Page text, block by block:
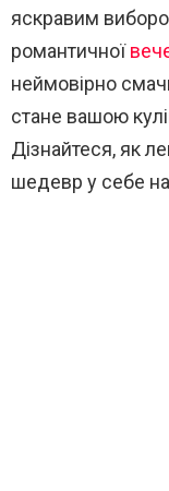
яскравим
романтичної
неймовірно
стане вашою
Дізнайтеся, як
шедевр у себе на